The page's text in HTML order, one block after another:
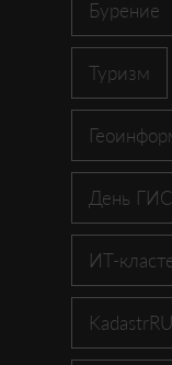
Бурение
Туризм
День ГИС
ИТ-
KadastrRU